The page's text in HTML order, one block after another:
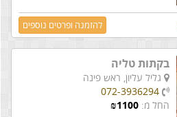
להזמנה ופרטים נוספים
בקתות טליה
גליל עליון, ראש פינה
072-3936294
החל מ:
₪1100